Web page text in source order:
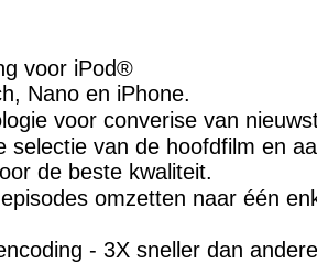
voor iPod®
Nano en iPhone.
voor converise van
selectie van de hoofdfilm en
de beste kwaliteit.
omzetten naar één
- 3X sneller dan